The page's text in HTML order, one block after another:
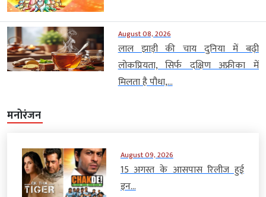
August 08, 2026
लाल झाड़ी की चाय दुनिया में बढ़ी
लोकप्रियता, सिर्फ दक्षिण अफ्रीका में
मिलता है पौधा,...
मनोरंजन
August 09, 2026
15 अगस्त के आसपास रिलीज हुई
इन...